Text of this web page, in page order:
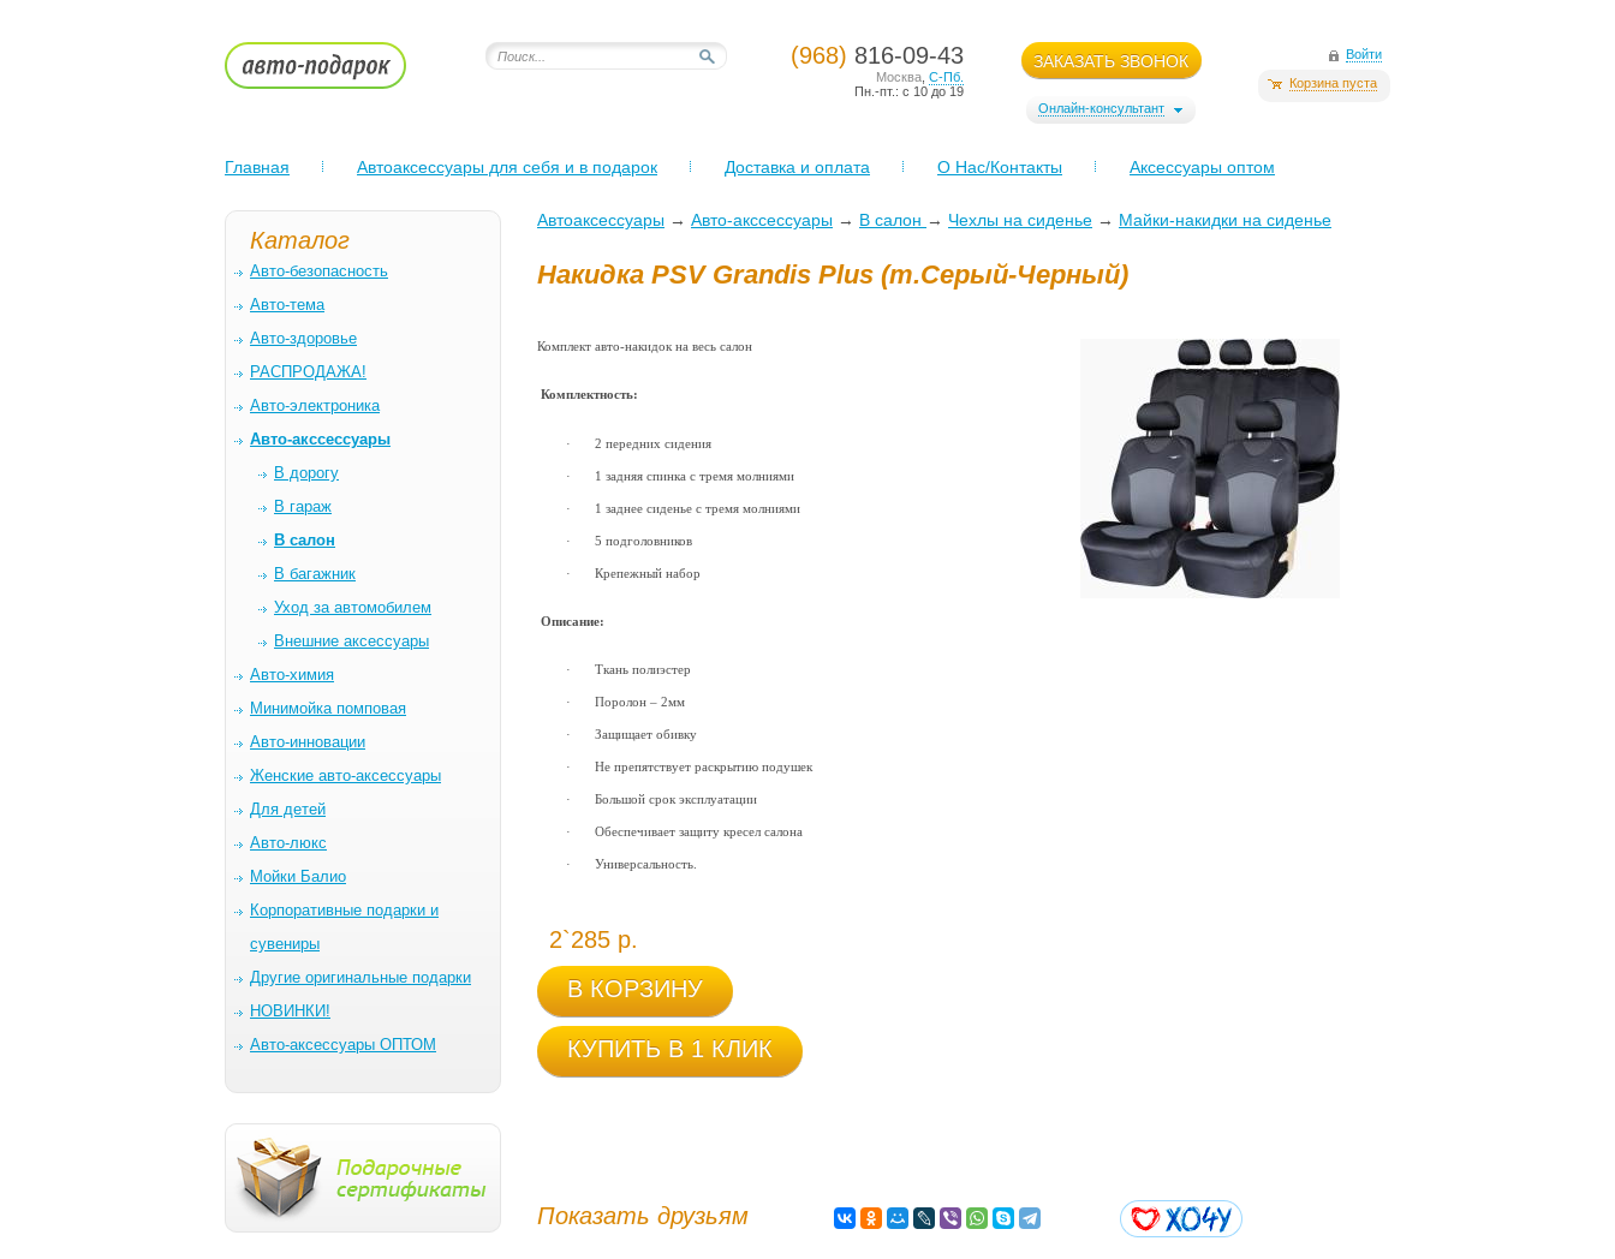
(968) 816-09-43
Москва С-Пб.
Пн.-пт.: с 10 до 19
ЗАКАЗАТЬ ЗВОНОК
Онлайн-консультант
Войти
Корзина пуста
Главная Автоаксессуары для себя и в подарок Доставка и оплата О Нас/Контакты Аксессуары оптом
Каталог
Авто-безопасность
Авто-тема
Авто-здоровье
РАСПРОДАЖА!
Авто-электроника
Авто-акссессуары
В дорогу
В гараж
В салон
В багажник
Уход за автомобилем
Внешние аксессуары
Авто-химия
Минимойка помповая
Авто-инновации
Женские авто-аксессуары
Для детей
Авто-люкс
Мойки Балио
Корпоративные подарки и
сувениры
Другие оригинальные подарки
НОВИНКИ!
Авто-аксессуары ОПТОМ
Автоаксессуары → Авто-акссессуары → В салон → Чехлы на сиденье → Майки-накидки на сиденье
Накидка PSV Grandis Plus (т.Серый-Черный)
Комплект авто-накидок на весь салон
Комплектность:
· 2 передних сидения
· 1 задняя спинка с тремя молниями
· 1 заднее сиденье с тремя молниями
· 5 подголовников
· Крепежный набор
Описание:
· Ткань полиэстер
· Поролон – 2мм
· Защищает обивку
· Не препятствует раскрытию подушек
· Большой срок эксплуатации
· Обеспечивает защиту кресел салона
· Универсальность
2`285 р.
В КОРЗИНУ
КУПИТЬ В 1 КЛИК
Показать друзьям